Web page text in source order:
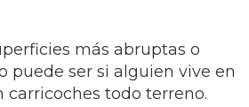
más abruptas o
puede ser si alguien vive en
carricoches todo terreno.